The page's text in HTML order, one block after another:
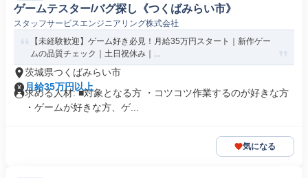
ゲームテスター/バグ探し《つくばみらい市》
スタッフサービスエンジニアリング株式会社
【未経験歓迎】ゲーム好き必見！月給35万円スタート｜新作ゲー
ムの品質チェック｜土日祝休み｜...
茨城県つくばみらい市
月給35万円以上
求める人材: ■対象となる方 ・コツコツ作業するのが好きな方
・ゲームが好きな方、ゲ...
気になる